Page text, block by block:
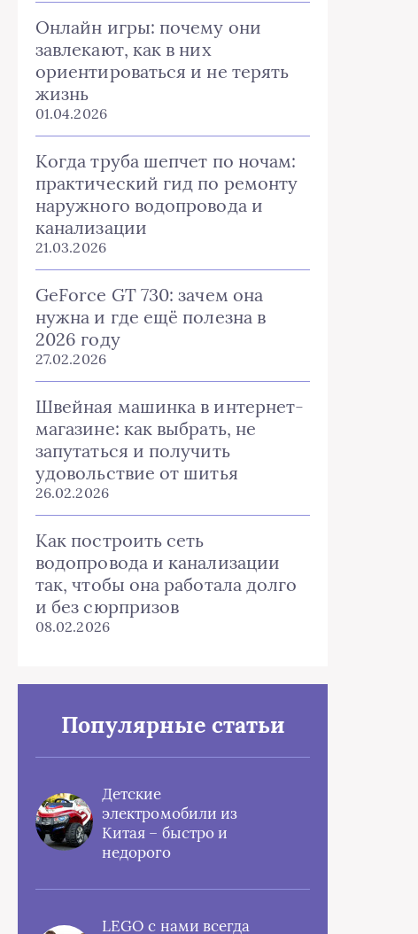
Онлайн игры: почему они
завлекают, как в них
ориентироваться и не терять
жизнь
01.04.2026
Когда труба шепчет по ночам:
практический гид по ремонту
наружного водопровода и
канализации
21.03.2026
GeForce GT 730: зачем она
нужна и где ещё полезна в
2026 году
27.02.2026
Швейная машинка в интернет-
магазине: как выбрать, не
запутаться и получить
удовольствие от шитья
26.02.2026
Как построить сеть
водопровода и канализации
так, чтобы она работала долго
и без сюрпризов
08.02.2026
Популярные статьи
Детские
электромобили из
Китая – быстро и
недорого
LEGO с нами всегда